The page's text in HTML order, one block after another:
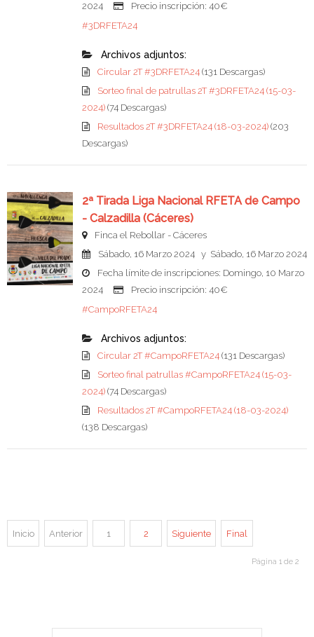
2024
Precio inscripción: 40€
#3DRFETA24
Archivos adjuntos:
Circular 2T #3DRFETA24 (131 Descargas)
Sorteo final de patrullas 2T #3DRFETA24 (15-03-
2024) (74 Descargas)
Resultados 2T #3DRFETA24 (18-03-2024) (203
Descargas)
2ª Tirada Liga Nacional RFETA de Campo
- Calzadilla (Cáceres)
Finca el Rebollar - Cáceres
Sábado, 16 Marzo 2024 y Sábado, 16 Marzo 2024
Fecha límite de inscripciones: Domingo, 10 Marzo
2024
Precio inscripción: 40€
#CampoRFETA24
Archivos adjuntos:
Circular 2T #CampoRFETA24 (131 Descargas)
Sorteo final patrullas #CampoRFETA24 (15-03-
2024) (74 Descargas)
Resultados 2T #CampoRFETA24 (18-03-2024)
(138 Descargas)
Inicio Anterior 1 2 Siguiente Final
Página 1 de 2